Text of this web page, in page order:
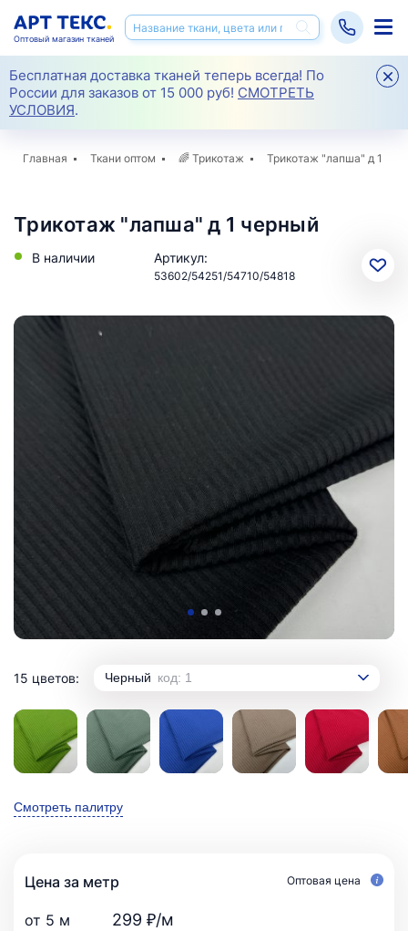
Бесплатная доставка тканей теперь всегда! По
России для заказов от 15 000 руб! СМОТРЕТЬ
УСЛОВИЯ.
Оптовый магазин тканей
Главная Ткани оптом 🌈 Трикотаж Трикотаж "лапша" д 1
Трикотаж "лапша" д 1 черный
В наличии Артикул:
53602/54251/54710/54818
15 цветов: Черный код: 1
Смотреть палитру
Цена за метр Оптовая цена
от 5 м 299 ₽/м